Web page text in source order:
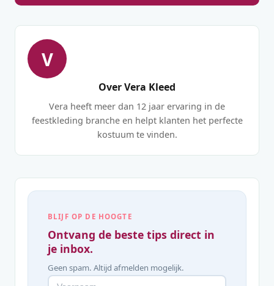
V
Over Vera Kleed
Vera heeft meer dan 12 jaar ervaring in de
feestkleding branche en helpt klanten het perfecte
kostuum te vinden.
BLIJF OP DE HOOGTE
Ontvang de beste tips direct in
je inbox.
Geen spam. Altijd afmelden mogelijk.